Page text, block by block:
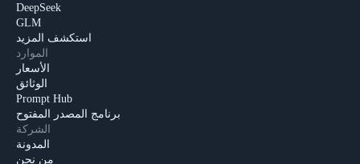
DeepSeek
GLM
استكشف المزيد
الموارد
الأسعار
الوثائق
Prompt Hub
برنامج المصدر المفتوح
الشركة
المدونة
من نحن